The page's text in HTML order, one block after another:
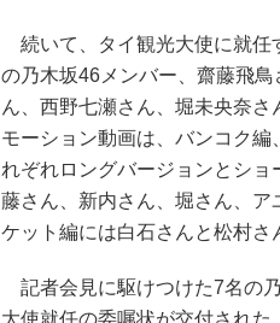
続いて、タイ観光大使に就任
の乃木坂46メンバー、齋藤飛
ん、西野七瀬さん、堀未央奈
モーション動画は、バンコク
れぞれロングバージョンとシ
藤さん、新内さん、堀さん、
ケット編には白石さんと松村さ
記者会見に駆けつけた7名の
大使就任の委嘱状が交付され